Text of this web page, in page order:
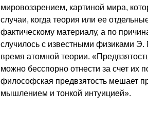
мировоззрением, картиной мира,
случаи, когда теория или ее
фактическому ма­териалу, а по
случилось с известными физиками
время атомной теории.
можно бесспорно отнести за счет их
философская предвзятость мешает
мышлением и тонкой интуицией».